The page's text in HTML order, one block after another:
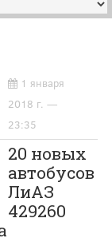
1 января
2018 г. —
23:35
20 новых
автобусов
ЛиАЗ
429260